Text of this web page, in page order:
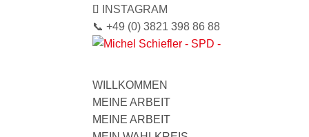
INSTAGRAM
📞 +49 (0) 3821 398 86 88
WILLKOMMEN
MEINE ARBEIT
MEINE ARBEIT